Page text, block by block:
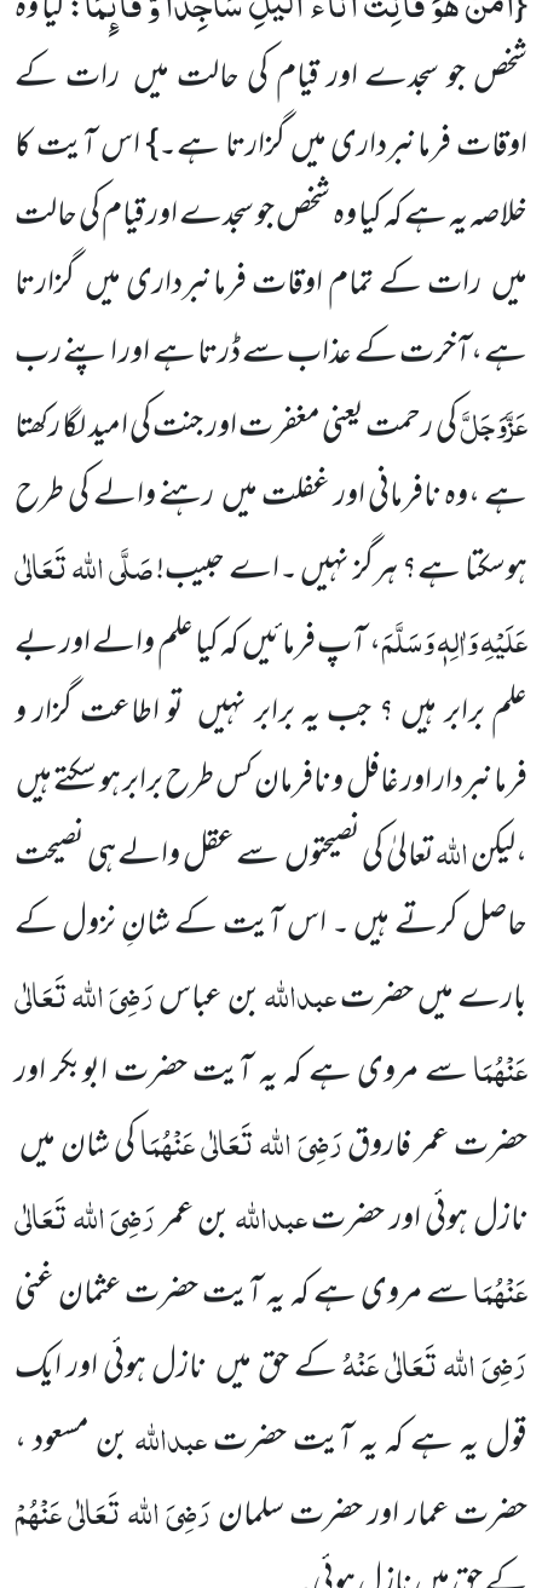
شخص جو سجدے اور قیام کی حالت میں رات کے
اوقات فرمانبرداری میں گزارتا ہے۔} اس آیت کا
خلاصہ یہ ہے کہ کیا وہ شخص جو سجدے اور قیام کی حالت
میں رات کے تمام اوقات فرمانبرداری میں گزارتا
ہے ،آخرت کے عذاب سے ڈرتا ہے اور اپنے رب
عَزَّوَجَلَّکی رحمت یعنی مغفرت اور جنت کی امید لگا رکھتا
ہے ،وہ نافرمانی اور غفلت میں رہنے والے کی طرح
ہوسکتا ہے؟ ہرگز نہیں ۔اے حبیب!صَلَّی اللہ تَعَالٰی
عَلَیْہِ وَاٰلِہٖ وَسَلَّمَ، آپ فرمائیں کہ کیا علم والے اور بے
علم برابر ہیں ؟ جب یہ برابر نہیں تو اطاعت گزار و
فرمانبردار اور غافل و نافرمان کس طرح برابر ہو سکتے ہیں
،لیکناللہتعالیٰ کی نصیحتوں سے عقل والے ہی نصیحت
حاصل کرتے ہیں ۔ اس آیت کے شانِ نزول کے
بارے میں حضرتعبداللہبن عباسرَضِیَ اللہ تَعَالٰی
عَنْہُمَاسے مروی ہے کہ یہ آیت حضرت ابوبکر اور
حضرت عمر فاروقرَضِیَ اللہ تَعَالٰی عَنْہُمَاکی شان میں
نازل ہوئی اور حضرتعبداللہبن عمررَضِیَ اللہ تَعَالٰی
عَنْہُمَاسے مروی ہے کہ یہ آیت حضرت عثمان غنی
رَضِیَ اللہ تَعَالٰی عَنْہُکے حق میں نازل ہوئی اور ایک
قول یہ ہے کہ یہ آیت حضرتعبداللہبن مسعود ،
حضرت عمار اور حضرت سلمانرَضِیَ اللہ تَعَالٰی عَنْہُمْ